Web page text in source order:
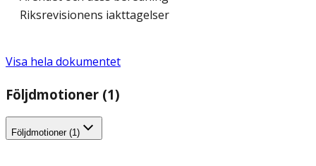
Riksrevisionens iakttagelser
Visa hela dokumentet
Följdmotioner (1)
Följdmotioner (1)